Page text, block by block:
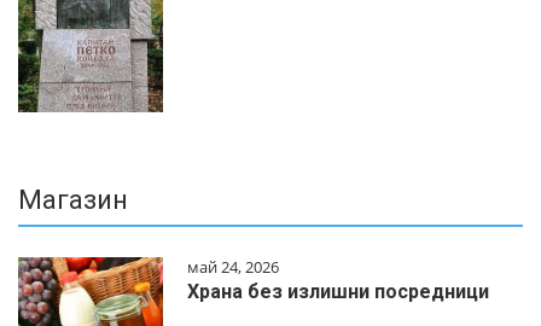
Магазин
май 24, 2026
Храна без излишни посредници